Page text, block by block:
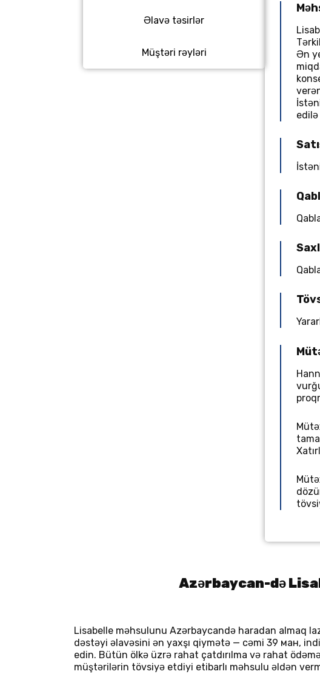
Əlavə təsirlər
Müştəri rəyləri
Ən
edilə
Azərbaycan-də
Lisabelle məhsulunu Azərbaycandə haradan almaq
dəstəyi əlavəsini ən yaxşı qiymətə — cəmi 39 ман,
edin. Bütün ölkə üzrə rahat çatdırılma və rahat
müştərilərin tövsiyə etdiyi etibarlı məhsulu əldən